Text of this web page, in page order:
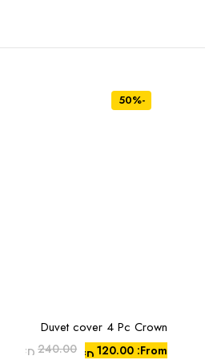
-50%
هناك
العديد
Duvet cover 4 Pc Crown
AED 240.00 From:
AED120.00